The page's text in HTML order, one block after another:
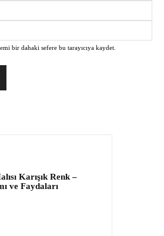
bir dahaki sefere bu tarayıcıya kaydet.
Karışık Renk –
ve Faydaları